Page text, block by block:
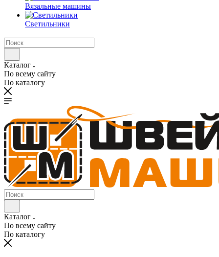
Вязальные машины
Светильники
Каталог
По всему сайту
По каталогу
Каталог
По всему сайту
По каталогу